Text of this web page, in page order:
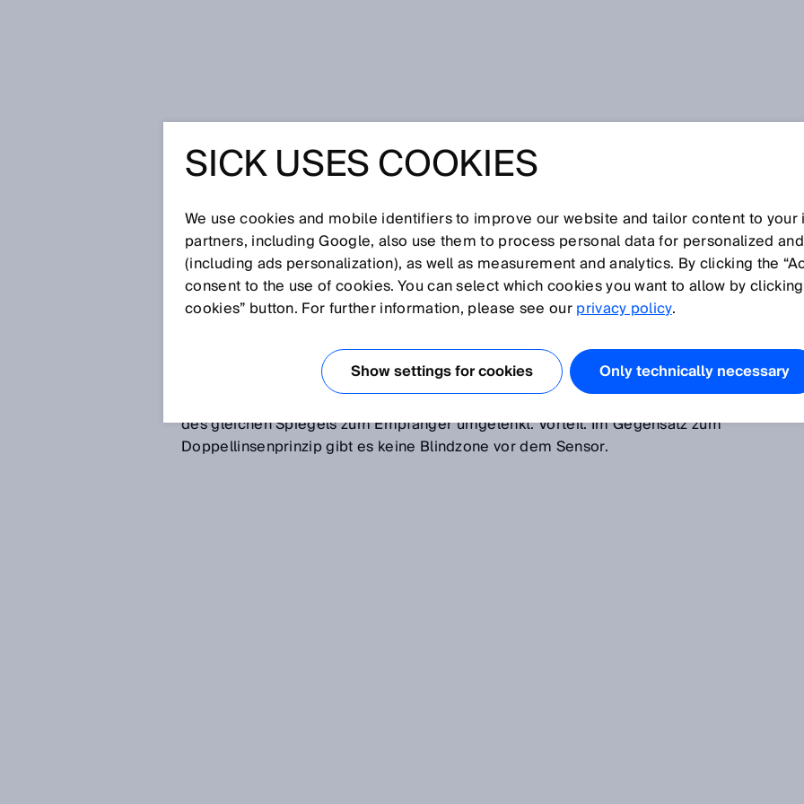
Glossar
[0-9] A B C D E F G H I J K L M N O P Q R S T U V W X Y Z
AUTOKOLLIMATION
Sensor ausgesendete Lichtstrahl und der vom Reflektor reflektierte Lichtstrahl auf einer
optischen Achse. Das Sendelicht durchläuft einen halbdurchlässigen Spiegel, bevor es
aus der Optik austritt. Nach der Reflexion durch den Reflektor wird der Lichtstrahl
des gleichen Spiegels zum Empfänger umgelenkt. Vorteil: Im Gegensatz zum
Doppellinsenprinzip gibt es keine Blindzone vor dem Sensor.
SICK USES COOKIES
We use cookies and mobile identifiers to improve our website and tailor content to
partners, including Google, also use them to process personal data for personalized
(including ads personalization), as well as measurement and analytics. By clicking the
consent to the use of cookies. You can select which cookies you want to allow by
cookies” button. For further information, please see ourprivacy policy.
Show settings for cookies Only technically necessary